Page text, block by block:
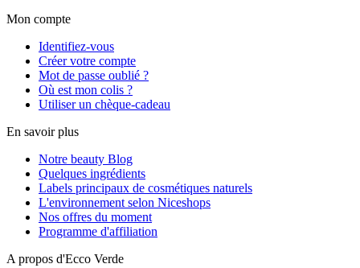
Mon compte
Identifiez-vous
Créer votre compte
Mot de passe oublié ?
Où est mon colis ?
Utiliser un chèque-cadeau
En savoir plus
Notre beauty Blog
Quelques ingrédients
Labels principaux de cosmétiques naturels
L'environnement selon Niceshops
Nos offres du moment
Programme d'affiliation
A propos d'Ecco Verde